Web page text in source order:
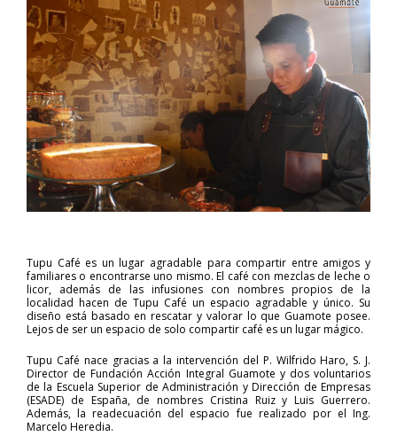
Tupu Café es un lugar agradable para compartir entre amigos y
familiares o encontrarse uno mismo. El café con mezclas de leche o
licor, además de las infusiones con nombres propios de la
localidad hacen de Tupu Café un espacio agradable y único. Su
diseño está basado en rescatar y valorar lo que Guamote posee.
Lejos de ser un espacio de solo compartir café es un lugar mágico.
Tupu Café nace gracias a la intervención del P. Wilfrido Haro, S. J.
Director de Fundación Acción Integral Guamote y dos voluntarios
de la Escuela Superior de Administración y Dirección de Empresas
(ESADE) de España, de nombres Cristina Ruiz y Luis Guerrero.
Además, la readecuación del espacio fue realizado por el Ing.
Marcelo Heredia.